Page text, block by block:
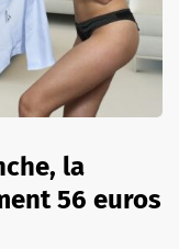
la
56 euros